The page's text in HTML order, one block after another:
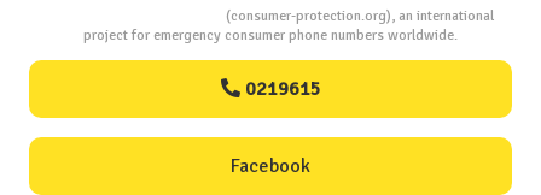
(consumer-protection.org), an international
project for emergency consumer phone numbers worldwide.
0219615
Facebook